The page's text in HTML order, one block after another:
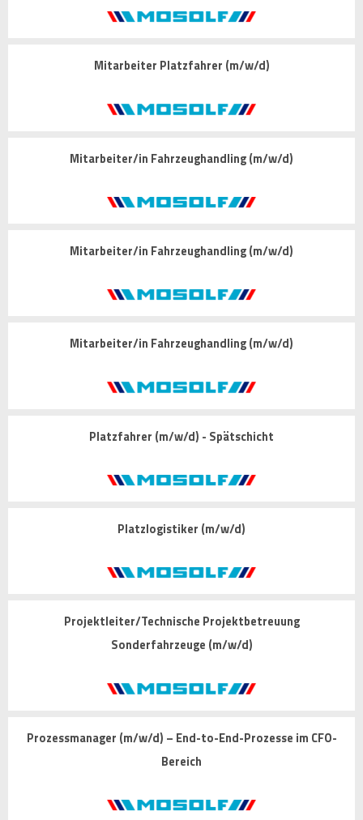
Mitarbeiter Platzfahrer (m/w/d)
Mitarbeiter/in Fahrzeughandling (m/w/d)
Mitarbeiter/in Fahrzeughandling (m/w/d)
Mitarbeiter/in Fahrzeughandling (m/w/d)
Platzfahrer (m/w/d) - Spätschicht
Platzlogistiker (m/w/d)
Projektleiter/Technische Projektbetreuung
Sonderfahrzeuge (m/w/d)
Prozessmanager (m/w/d) – End-to-End-Prozesse im CFO-
Bereich